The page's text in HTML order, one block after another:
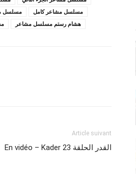
مسلسل
مسلسل مشاعر كامل
هشام رستم مسلسل مشاعر
Article suivant
En vidéo – Kader 23 القدر الحلقة